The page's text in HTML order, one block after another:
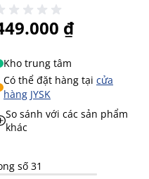
₫
Kho trung tâm
Có thể đặt hàng tại cửa
hàng JYSK
So sánh với các sản phẩm
khác
số 31